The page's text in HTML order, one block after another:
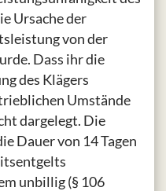
Ursache der
von der
Dass ihr die
des Klägers
Umstände
dargelegt. Die
Dauer von 14 Tagen
unbillig (§ 106